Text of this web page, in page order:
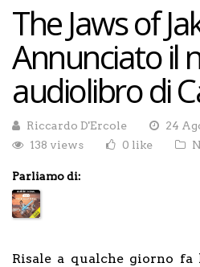
The Jaws of
Annunciato il
audiolibro di
Riccardo D'Ercole
24
138 views
0 like
Parliamo di:
Risale a qualche giorno fa